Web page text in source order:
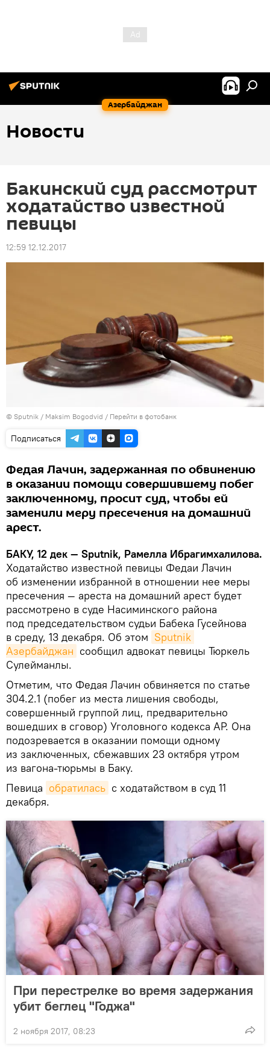
Азербайджан
Новости
Бакинский суд рассмотрит
ходатайство известной
певицы
12:59 12.12.2017
© Sputnik / Maksim Bogodvid / Перейти в фотобанк
Подписаться
Федая Лачин, задержанная по обвинению
в оказании помощи совершившему побег
заключенному, просит суд, чтобы ей
заменили меру пресечения на домашний
арест.
БАКУ, 12 дек — Sputnik, Рамелла Ибрагимхалилова.
Ходатайство известной певицы Федаи Лачин
об изменении избранной в отношении нее меры
пресечения — ареста на домашний арест будет
рассмотрено в суде Насиминского района
под председательством судьи Бабека Гусейнова
в среду, 13 декабря. Об этом Sputnik
Азербайджан сообщил адвокат певицы Тюркель
Сулейманлы.
Отметим, что Федая Лачин обвиняется по статье
304.2.1 (побег из места лишения свободы,
совершенный группой лиц, предварительно
вошедших в сговор) Уголовного кодекса АР. Она
подозревается в оказании помощи одному
из заключенных, сбежавших 23 октября утром
из вагона-тюрьмы в Баку.
Певица обратилась с ходатайством в суд 11
декабря.
При перестрелке во время задержания
убит беглец "Годжа"
2 ноября 2017, 08:23